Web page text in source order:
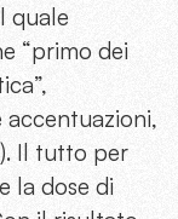
quale
“primo dei
accentuazioni,
Il tutto per
la dose di